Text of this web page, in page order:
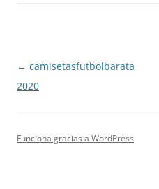
Navegación
de
← camisetasfutbolbarata
2020
Funciona gracias a WordPress